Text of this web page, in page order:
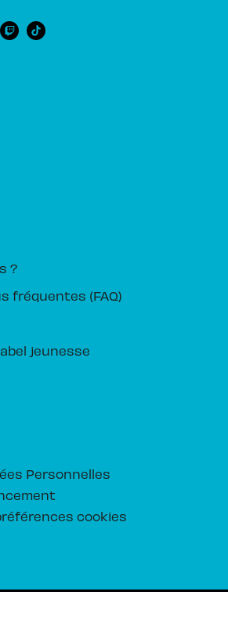
?
fréquentes (FAQ)
jeunesse
Personnelles
cookies